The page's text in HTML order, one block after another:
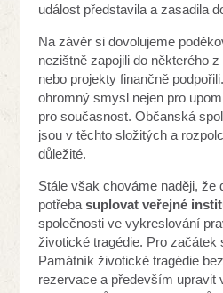
událost představila a zasadila
Na závěr si dovolujeme
nezištně zapojili do některého
nebo projekty finančně
ohromný smysl nejen pro
pro současnost. Občanská
jsou v těchto složitých a
důležité.
Stále však chováme naději, že
potřebasuplovat veřejné
společnosti ve vykreslování
životické tragédie. Pro
Památník životické tragédie
rezervace a především upravit